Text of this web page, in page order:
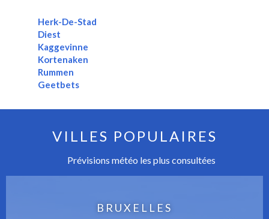
Herk-De-Stad
Diest
Kaggevinne
Kortenaken
Rummen
Geetbets
VILLES POPULAIRES
Prévisions météo les plus consultées
BRUXELLES